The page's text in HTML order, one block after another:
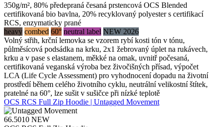
350g/m², 80% předepraná česaná prstencová OCS Blended
certifikovaná bio bavlna, 20% recyklovaný polyester s certifikací
RCS, enzymaticky prané
heavy combed 60° neutral label NEW 2026
Volný střih, krční lemovka se vzorem rybí kosti tón v tónu,
půlměsícová podsádka na krku, 2x1 žebrovaný úplet na rukávech,
krku a v pase s elastanem, měkké na omak, uvnitř počesaná,
certifikovaná veganská výroba bez živočišných přísad, výpočet
LCA (Life Cycle Assessment) pro vyhodnocení dopadu na životní
prostředí během celého životního cyklu, neutrální velikostní štítek,
pratelné na 60°, lze sušit v sušičce při nízké teplotě
OCS RCS Full Zip Hoodie | Untagged Movement
66.5010 NEW